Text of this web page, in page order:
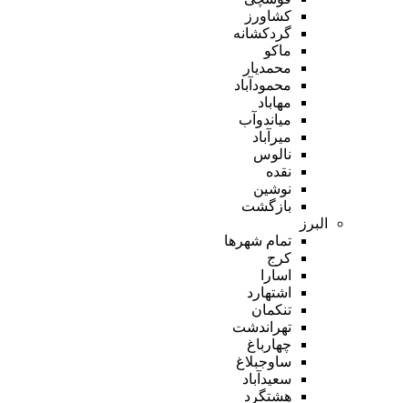
کشاورز
گردکشانه
ماکو
محمدیار
محمودآباد
مهاباد
میاندوآب
میرآباد
نالوس
نقده
نوشین
بازگشت
البرز
تمام شهر‌ها
کرج
اسارا
اشتهارد
تنکمان
تهراندشت
چهارباغ
ساوجبلاغ
سعیدآباد
هشتگرد